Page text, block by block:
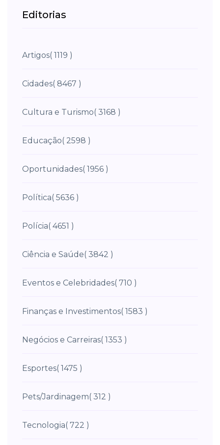
Editorias
Artigos( 1119 )
Cidades( 8467 )
Cultura e Turismo( 3168 )
Educação( 2598 )
Oportunidades( 1956 )
Política( 5636 )
Polícia( 4651 )
Ciência e Saúde( 3842 )
Eventos e Celebridades( 710 )
Finanças e Investimentos( 1583 )
Negócios e Carreiras( 1353 )
Esportes( 1475 )
Pets/Jardinagem( 312 )
Tecnologia( 722 )